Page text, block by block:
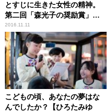
とすじに生きた女性の精神。
第二回「森光子の奨励賞」贈
賞式ルポ！【ひろたみゆ紀・
空を仰いで】
2016.11.11
こどもの頃、あなたの夢はな
んでしたか？【ひろたみゆ